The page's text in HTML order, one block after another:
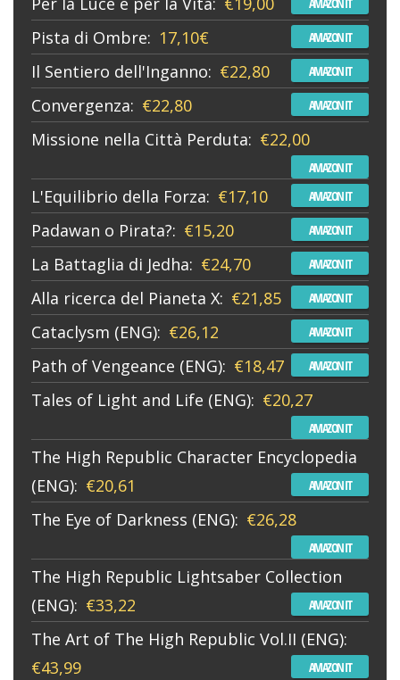
Pista di Ombre: 17,10€ AMAZON IT
Il Sentiero dell'Inganno: €22,80 AMAZON IT
Convergenza: €22,80 AMAZON IT
Missione nella Città Perduta: €22,00
AMAZON IT
L'Equilibrio della Forza: €17,10 AMAZON IT
Padawan o Pirata?: €15,20 AMAZON IT
La Battaglia di Jedha: €24,70 AMAZON IT
Alla ricerca del Pianeta X: €21,85 AMAZON IT
Cataclysm (ENG): €26,12 AMAZON IT
Path of Vengeance (ENG): €18,47 AMAZON IT
Tales of Light and Life (ENG): €20,27
AMAZON IT
The High Republic Character Encyclopedia
(ENG): €20,61 AMAZON IT
The Eye of Darkness (ENG): €26,28
AMAZON IT
The High Republic Lightsaber Collection
(ENG): €33,22 AMAZON IT
The Art of The High Republic Vol.II (ENG):
€43,99
AMAZON IT